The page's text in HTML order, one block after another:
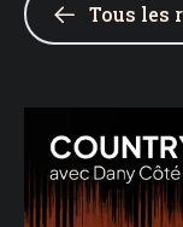
Tous les